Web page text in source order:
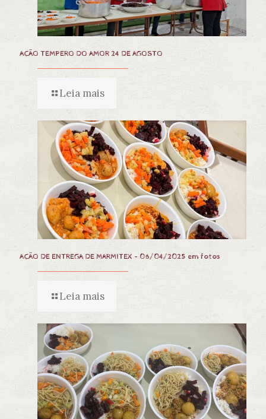
AÇÃO TEMPERO DO AMOR 24 DE AGOSTO
Leia mais
AÇÃO DE ENTREGA DE MARMITEX – 06/04/2025 em fotos
Leia mais